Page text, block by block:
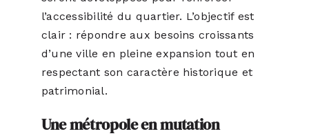
l’accessibilité du quartier. L’objectif est
clair : répondre aux besoins croissants
d’une ville en pleine expansion tout en
respectant son caractère historique et
patrimonial.
Une métropole en mutation